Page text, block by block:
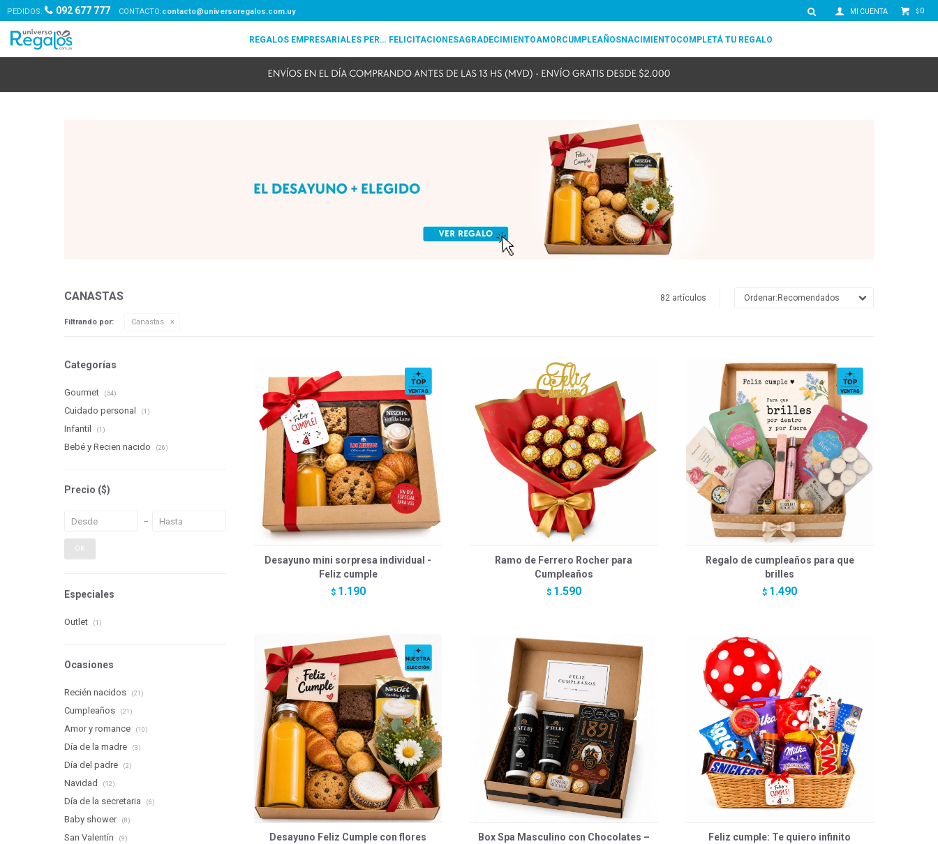
REGALOS EMPRESARIALES PERSONALIZADOS FELICITACIONESAGRADECIMIENTOAMORCUMPLEAÑOSNACIMIENTOCOMPLETÁ TU REGALO
$ 0
PEDIDOS: 092 677 777 contacto@universoregalos.com.uy
CANASTAS 82 artículos Recomendados
Filtrando por: Canastas
Desayuno mini sorpresa individual -
Feliz cumple
$ 1.190
Ramo de Ferrero Rocher para
Cumpleaños
$ 1.590
Regalo de cumpleaños para que
brilles
$ 1.490
Desayuno Feliz Cumple con flores
Box Spa Masculino con Chocolates –
Feliz cumple: Te quiero infinito
Categorías
Gourmet (54)
Cuidado personal (1)
Infantil (1)
Bebé y Recien nacido (26)
Precio ($)
OK
Especiales
Outlet (1)
Ocasiones
Recién nacidos (21)
Cumpleaños (21)
Amor y romance (10)
Día de la madre (3)
Día del padre (2)
Navidad (12)
Día de la secretaria (6)
Baby shower (8)
San Valentín (9)